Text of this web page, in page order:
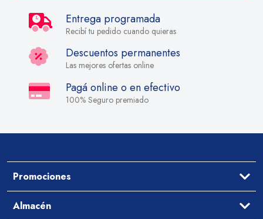
Entrega programada
Recibí tu pedido cuando quieras
Descuentos permanentes
Las mejores ofertas online
Pagá online o en efectivo
100% Seguro premiado
Promociones
Almacén